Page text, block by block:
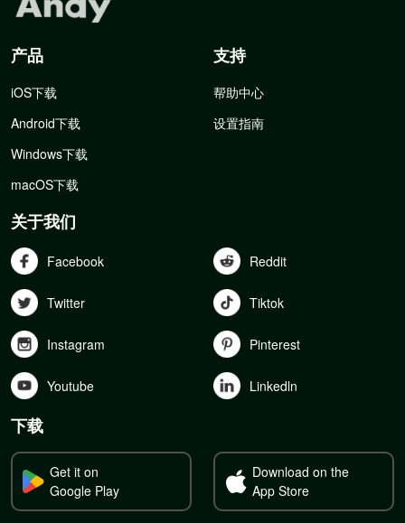
产品
iOS下载
Android下载
Windows下载
macOS下载
支持
帮助中心
设置指南
关于我们
Facebook Reddit
Twitter Tiktok
Instagram Pinterest
Youtube Linkedln
下载
Get it on
Google Play
Download on the
App Store